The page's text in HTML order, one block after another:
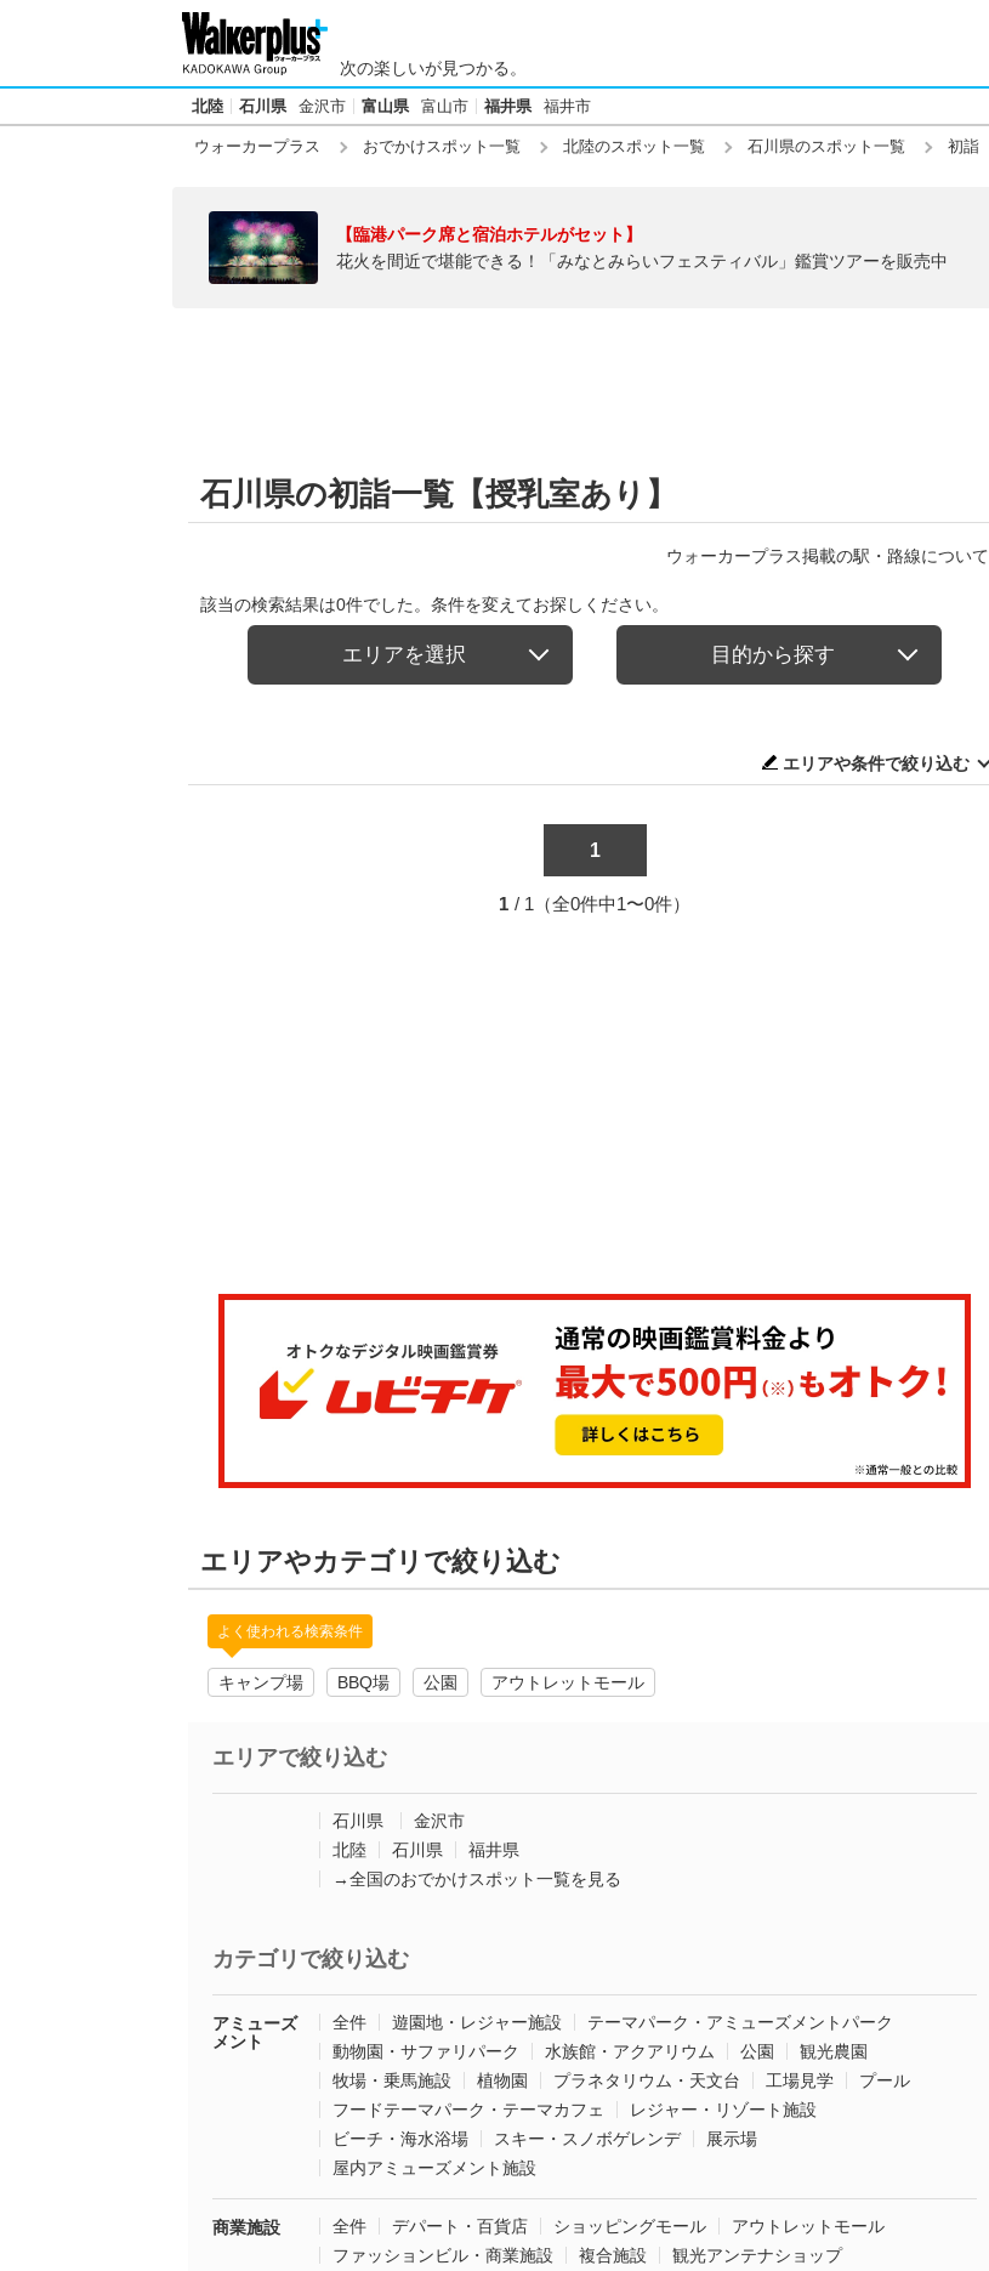
次の楽しいが見つかる。
北陸 石川県 金沢市 富山県 富山市 福井県 福井市
ウォーカープラス おでかけスポット一覧 北陸のスポット一覧 石川県のスポット一覧 初詣
【臨港パーク席と宿泊ホテルがセット】
花火を間近で堪能できる！「みなとみらいフェスティバル」鑑賞ツアーを販売中
石川県の初詣一覧【授乳室あり】
ウォーカープラス掲載の駅・路線について
該当の検索結果は0件でした。条件を変えてお探しください。
エリアを選択 目的から探す
エリアや条件で絞り込む
1
1 / 1（全0件中1〜0件）
エリアやカテゴリで絞り込む
よく使われる検索条件
キャンプ場 BBQ場 公園 アウトレットモール
エリアで絞り込む
石川県
金沢市
北陸
石川県
福井県
→全国のおでかけスポット一覧を見る
カテゴリで絞り込む
アミューズ
メント
全件 遊園地・レジャー施設
テーマパーク・アミューズメントパーク
動物園・サファリパーク
水族館・アクアリウム 公園
観光農園
牧場・乗馬施設
植物園 プラネタリウム・天文台 工場見学
プール
フードテーマパーク・テーマカフェ
レジャー・リゾート施設
ビーチ・海水浴場
スキー・スノボゲレンデ
展示場
屋内アミューズメント施設
商業施設 全件 デパート・百貨店 ショッピングモール
アウトレットモール
ファッションビル・商業施設
複合施設 観光アンテナショップ